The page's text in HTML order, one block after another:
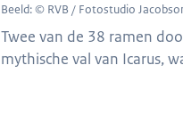
Beeld: © RVB / Fotostudio
Twee van de 38 ramen
mythische val van Icarus,